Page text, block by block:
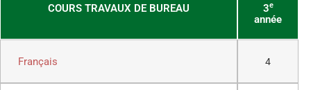
COURS TRAVAUX DE BUREAU 3e
année
Français 4